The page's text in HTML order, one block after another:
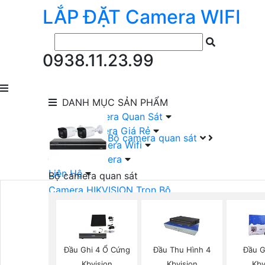
LẮP ĐẶT Camera WIFI
0938.11.23.99
DANH MỤC SẢN PHẨM
Bộ camera quan sát
Bộ camera quan sát
Camera HIKVISION Trọn Bộ
Camera DAHUA Trọn Bộ
Camera giá Rẻ Trọn Bộ
Bộ Camera Nên Dùng
Bộ Camera Có Màu Ban Đêm
lắp Đặt Camera Quan Sát
Lắp Bộ Camera Giá Rẻ
Lắp Đặt Camera Wifi
Đầu Ghi Camera
Liên Hệ
Đầu Ghi 4 Ổ Cứng
Đầu Thu Hình 4
Đầu